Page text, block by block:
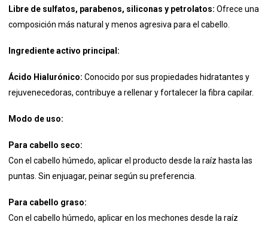
Libre de sulfatos, parabenos, siliconas y petrolatos: Ofrece una
composición más natural y menos agresiva para el cabello. ​
Ingrediente activo principal:
Ácido Hialurónico: Conocido por sus propiedades hidratantes y
rejuvenecedoras, contribuye a rellenar y fortalecer la fibra capilar.​
Modo de uso:
Para cabello seco:
Con el cabello húmedo, aplicar el producto desde la raíz hasta las
puntas.​ Sin enjuagar, peinar según su preferencia.
Para cabello graso:
Con el cabello húmedo, aplicar en los mechones desde la raíz